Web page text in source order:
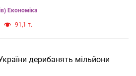
Економіка
91,1 т.
дерибанять мільйони